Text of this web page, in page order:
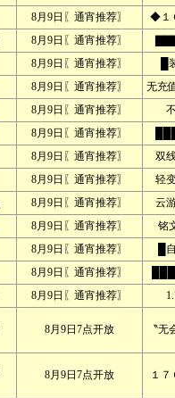
8月9日〖通宵推荐〗
◆１
8月9日〖通宵推荐〗
8月9日〖通宵推荐〗
█
8月9日〖通宵推荐〗
无充
8月9日〖通宵推荐〗
8月9日〖通宵推荐〗
8月9日〖通宵推荐〗
双
8月9日〖通宵推荐〗
轻
8月9日〖通宵推荐〗
云
8月9日〖通宵推荐〗
铭
8月9日〖通宵推荐〗
█
8月9日〖通宵推荐〗
8月9日〖通宵推荐〗
8月9日7点开放 〝
8月9日7点开放 １